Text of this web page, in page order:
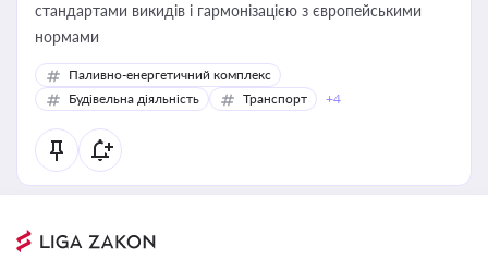
стандартами викидів і гармонізацією з європейськими
нормами
Паливно-енергетичний комплекс
Будівельна діяльність
Транспорт +4